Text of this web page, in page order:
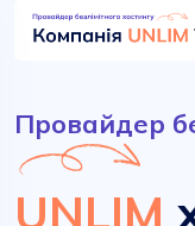
Провайдер
UNLIM